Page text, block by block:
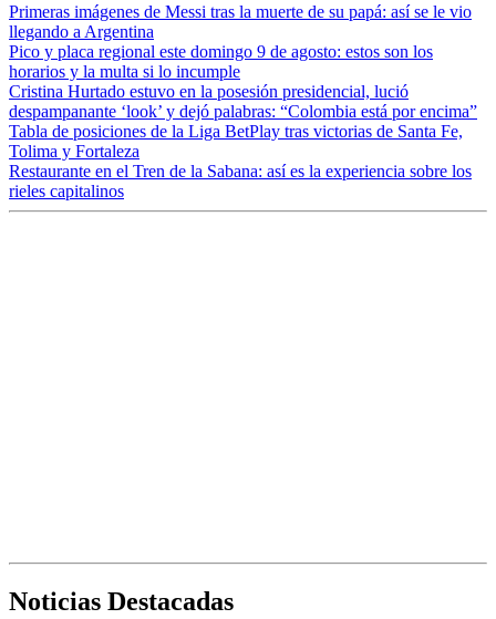
Primeras imágenes de Messi tras la muerte de su papá: así se le vio
llegando a Argentina
Pico y placa regional este domingo 9 de agosto: estos son los
horarios y la multa si lo incumple
Cristina Hurtado estuvo en la posesión presidencial, lució
despampanante ‘look’ y dejó palabras: “Colombia está por encima”
Tabla de posiciones de la Liga BetPlay tras victorias de Santa Fe,
Tolima y Fortaleza
Restaurante en el Tren de la Sabana: así es la experiencia sobre los
rieles capitalinos
Noticias Destacadas